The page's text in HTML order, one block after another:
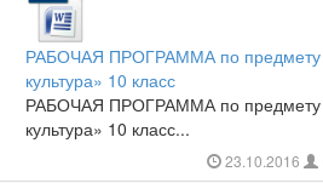
РАБОЧАЯ ПРОГРАММА по предмету
культура» 10 класс
РАБОЧАЯ ПРОГРАММА по предмету
культура» 10 класс...
23.10.2016